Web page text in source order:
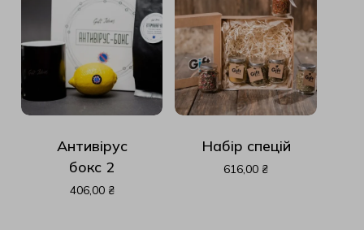
Антивірус
бокс 2
406,00 ₴
Набір спецій
616,00 ₴